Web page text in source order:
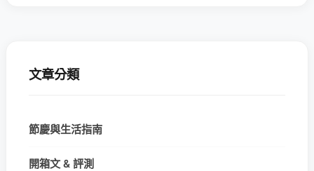
文章分類
節慶與生活指南
開箱文 & 評測